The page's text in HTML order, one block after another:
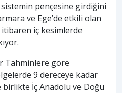
sistemin pençesine girdiğini
ve Ege’de etkili olan
iç kesimlerde
Tahminlere göre
9 dereceye kadar
birlikte İç Anadolu ve Doğu